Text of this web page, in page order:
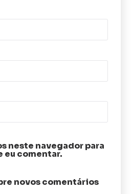
neste navegador para
eu comentar.
novos comentários